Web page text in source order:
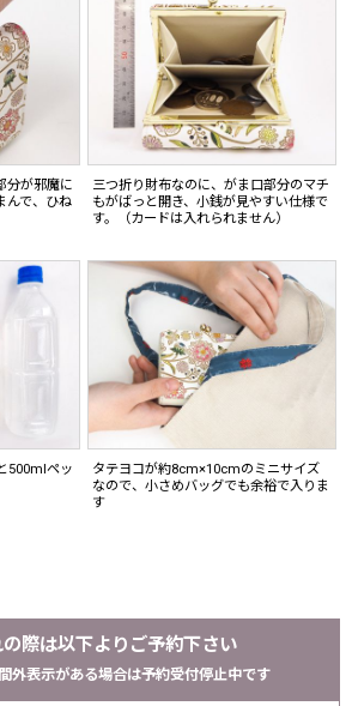
分が邪魔に
んで、ひね
三つ折り財布なのに、がま口部分のマチ
もがばっと開き、小銭が見やすい仕様で
す。（カードは入れられません）
500mlペッ
タテヨコが約8cm×10cmのミニサイズ
なので、小さめバッグでも余裕で入りま
す
際は以下よりご予約下さい
外表示がある場合は予約受付停止中です